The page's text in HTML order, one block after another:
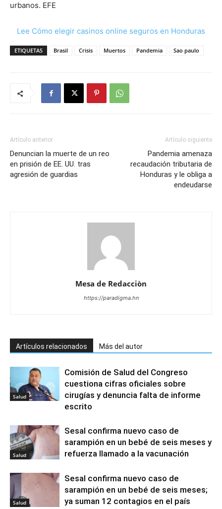
urbanos. EFE
Lee Cómo elegir casinos online seguros en Honduras
ETIQUETAS Brasil Crisis Muertos Pandemia Sao paulo
Artículo anterior
Denuncian la muerte de un reo
en prisión de EE. UU. tras
agresión de guardias
Artículo siguiente
Pandemia amenaza
recaudación tributaria de
Honduras y le obliga a
endeudarse
Mesa de Redacciòn
https://paradigma.hn
Artículos relacionados Más del autor
Salud
Comisión de Salud del Congreso
cuestiona cifras oficiales sobre
cirugías y denuncia falta de informe
escrito
Salud
Sesal confirma nuevo caso de
sarampión en un bebé de seis meses y
refuerza llamado a la vacunación
Salud
Sesal confirma nuevo caso de
sarampión en un bebé de seis meses;
ya suman 12 contagios en el país